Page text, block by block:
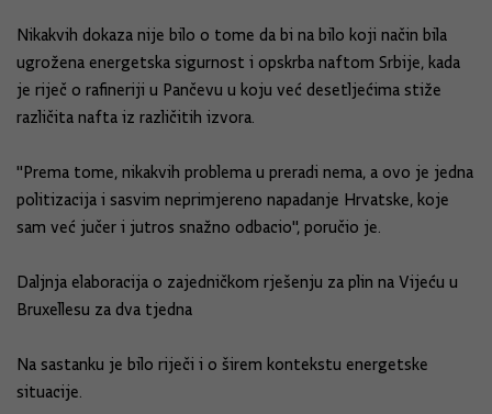
Nikakvih dokaza nije bilo o tome da bi na bilo koji način bila
ugrožena energetska sigurnost i opskrba naftom Srbije, kada
je riječ o rafineriji u Pančevu u koju već desetljećima stiže
različita nafta iz različitih izvora.
"Prema tome, nikakvih problema u preradi nema, a ovo je jedna
politizacija i sasvim neprimjereno napadanje Hrvatske, koje
sam već jučer i jutros snažno odbacio", poručio je.
Daljnja elaboracija o zajedničkom rješenju za plin na Vijeću u
Bruxellesu za dva tjedna
Na sastanku je bilo riječi i o širem kontekstu energetske
situacije.